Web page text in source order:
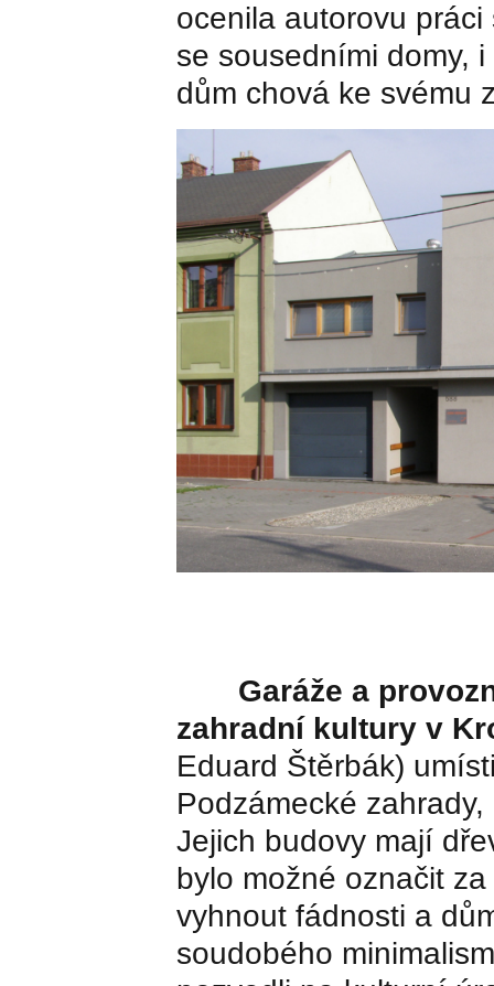
ocenila autorovu
se sousedními domy,
dům chová ke svému
Garáže a
zahradní kultury v
Eduard Štěrbák)
Podzámecké
Jejich budovy mají
bylo možné označit
vyhnout fádnosti a
soudobého